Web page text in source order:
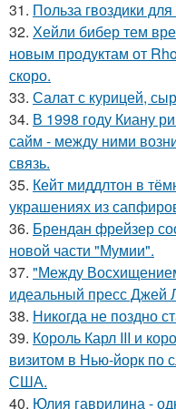
31. Польза гвоздики
32. Хейли бибер тем
новым продуктам от
скоро.
33. Салат с курицей,
34. В 1998 году Киану
сайм - между ними
связь.
35. Кейт миддлтон в
украшениях из
36. Брендан фрейзер
новой части "Мумии".
37. "Между
идеальный пресс Джей
38. Никогда не поздно
39. Король Карл III и
визитом в Нью-йорк по
США.
40. Юлия гаврилина -